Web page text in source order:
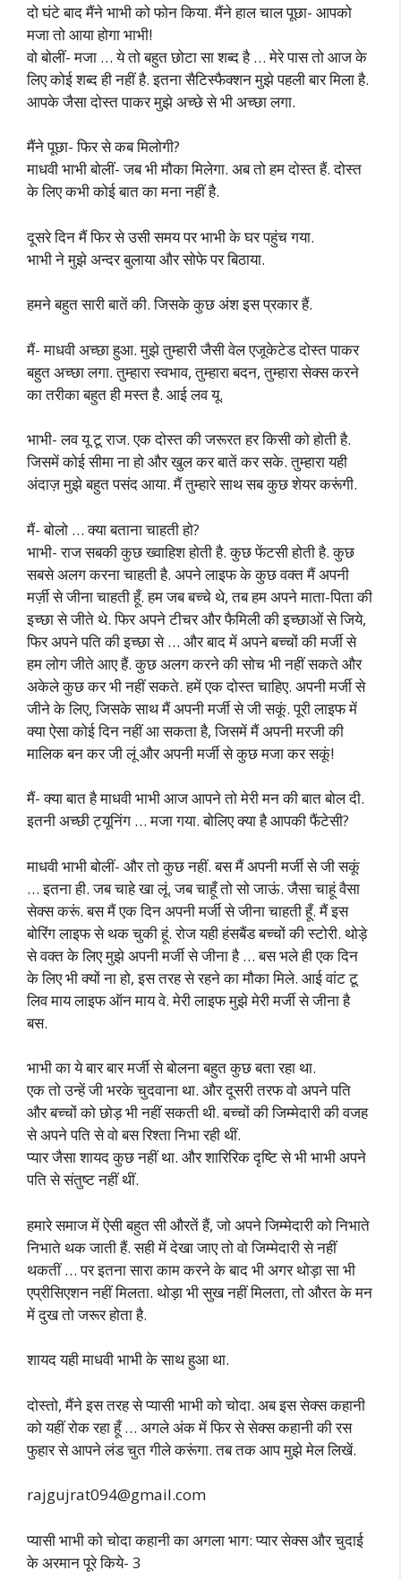
दो घंटे बाद मैंने भाभी को फोन किया. मैंने हाल चाल पूछा- आपको
मजा तो आया होगा भाभी!
वो बोलीं- मजा … ये तो बहुत छोटा सा शब्द है … मेरे पास तो आज के
लिए कोई शब्द ही नहीं है. इतना सैटिस्फैक्शन मुझे पहली बार मिला है.
आपके जैसा दोस्त पाकर मुझे अच्छे से भी अच्छा लगा.
मैंने पूछा- फिर से कब मिलोगी?
माधवी भाभी बोलीं- जब भी मौका मिलेगा. अब तो हम दोस्त हैं. दोस्त
के लिए कभी कोई बात का मना नहीं है.
दूसरे दिन मैं फिर से उसी समय पर भाभी के घर पहुंच गया.
भाभी ने मुझे अन्दर बुलाया और सोफे पर बिठाया.
हमने बहुत सारी बातें की. जिसके कुछ अंश इस प्रकार हैं.
मैं- माधवी अच्छा हुआ. मुझे तुम्हारी जैसी वेल एजूकेटेड दोस्त पाकर
बहुत अच्छा लगा. तुम्हारा स्वभाव, तुम्हारा बदन, तुम्हारा सेक्स करने
का तरीका बहुत ही मस्त है. आई लव यू.
भाभी- लव यू टू राज. एक दोस्त की जरूरत हर किसी को होती है.
जिसमें कोई सीमा ना हो और खुल कर बातें कर सके. तुम्हारा यही
अंदाज़ मुझे बहुत पसंद आया. मैं तुम्हारे साथ सब कुछ शेयर करूंगी.
मैं- बोलो … क्या बताना चाहती हो?
भाभी- राज सबकी कुछ ख्वाहिश होती है. कुछ फेंटसी होती है. कुछ
सबसे अलग करना चाहती है. अपने लाइफ के कुछ वक्त मैं अपनी
मर्ज़ी से जीना चाहती हूँ. हम जब बच्चे थे, तब हम अपने माता-पिता की
इच्छा से जीते थे. फिर अपने टीचर और फैमिली की इच्छाओं से जिये,
फिर अपने पति की इच्छा से … और बाद में अपने बच्चों की मर्जी से
हम लोग जीते आए हैं. कुछ अलग करने की सोच भी नहीं सकते और
अकेले कुछ कर भी नहीं सकते. हमें एक दोस्त चाहिए. अपनी मर्जी से
जीने के लिए, जिसके साथ मैं अपनी मर्जी से जी सकूं. पूरी लाइफ में
क्या ऐसा कोई दिन नहीं आ सकता है, जिसमें मैं अपनी मरजी की
मालिक बन कर जी लूं और अपनी मर्जी से कुछ मजा कर सकूं!
मैं- क्या बात है माधवी भाभी आज आपने तो मेरी मन की बात बोल दी.
इतनी अच्छी ट्यूनिंग … मजा गया. बोलिए क्या है आपकी फैंटेसी?
माधवी भाभी बोलीं- और तो कुछ नहीं. बस मैं अपनी मर्जी से जी सकूं
… इतना ही. जब चाहे खा लूं. जब चाहूँ तो सो जाऊं. जैसा चाहूं वैसा
सेक्स करूं. बस मैं एक दिन अपनी मर्जी से जीना चाहती हूँ. मैं इस
बोरिंग लाइफ से थक चुकी हूं. रोज यही हंसबैंड बच्चों की स्टोरी. थोड़े
से वक्त के लिए मुझे अपनी मर्जी से जीना है … बस भले ही एक दिन
के लिए भी क्यों ना हो, इस तरह से रहने का मौका मिले. आई वांट टू
लिव माय लाइफ ऑन माय वे. मेरी लाइफ मुझे मेरी मर्जी से जीना है
बस.
भाभी का ये बार बार मर्जी से बोलना बहुत कुछ बता रहा था.
एक तो उन्हें जी भरके चुदवाना था. और दूसरी तरफ वो अपने पति
और बच्चों को छोड़ भी नहीं सकती थी. बच्चों की जिम्मेदारी की वजह
से अपने पति से वो बस रिश्ता निभा रही थीं.
प्यार जैसा शायद कुछ नहीं था. और शारिरिक दृष्टि से भी भाभी अपने
पति से संतुष्ट नहीं थीं.
हमारे समाज में ऐसी बहुत सी औरतें हैं, जो अपने जिम्मेदारी को निभाते
निभाते थक जाती हैं. सही में देखा जाए तो वो जिम्मेदारी से नहीं
थकतीं … पर इतना सारा काम करने के बाद भी अगर थोड़ा सा भी
एप्रीसिएशन नहीं मिलता. थोड़ा भी सुख नहीं मिलता, तो औरत के मन
में दुख तो जरूर होता है.
शायद यही माधवी भाभी के साथ हुआ था.
दोस्तो, मैंने इस तरह से प्यासी भाभी को चोदा. अब इस सेक्स कहानी
को यहीं रोक रहा हूँ … अगले अंक में फिर से सेक्स कहानी की रस
फुहार से आपने लंड चुत गीले करूंगा. तब तक आप मुझे मेल लिखें.
rajgujrat094@gmail.com
प्यासी भाभी को चोदा कहानी का अगला भाग: प्यार सेक्स और चुदाई
के अरमान पूरे किये- 3